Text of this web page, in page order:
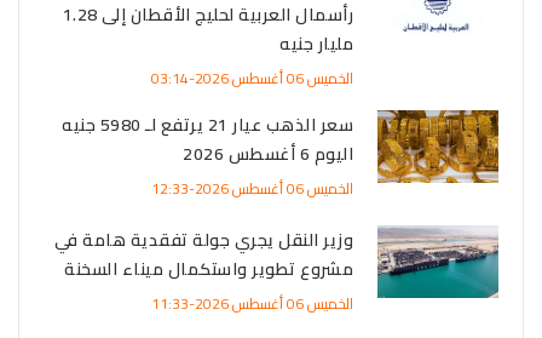
رأسمال العربية لحليج الأقطان إلى 1.28
مليار جنيه
الخميس 06 أغسطس 2026-03:14
سعر الذهب عيار 21 يرتفع لـ 5980 جنيه
اليوم 6 أغسطس 2026
الخميس 06 أغسطس 2026-12:33
وزير النقل يجري جولة تفقدية هامة في
مشروع تطوير واستكمال ميناء السخنة
الخميس 06 أغسطس 2026-11:33